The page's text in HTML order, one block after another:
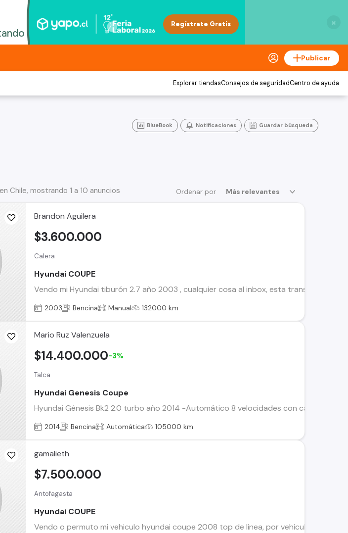
×
Publicar
Explorar tiendasConsejos de seguridadCentro de ayuda
BlueBook Notificaciones Guardar búsqueda
Ordenar por Más relevantes
Chile, mostrando 1 a 10 anuncios
Brandon Aguilera
Calera
Hyundai COUPE
Vendo mi Hyundai tiburón 2.7 año 2003 , cualquier cosa al inbox, esta transferible y
$3.600.000
2003 Bencina Manual 132000 km
Mario Ruz Valenzuela
Talca
Hyundai Genesis Coupe
Hyundai Génesis Bk2 2.0 turbo año 2014 -Automático 8 velocidades con cambios
$14.400.000-3%
2014 Bencina Automática 105000 km
gamalieth
Antofagasta
Hyundai COUPE
Vendo o permuto mi vehiculo hyundai coupe 2008 top de linea, por vehiculo de
$7.500.000